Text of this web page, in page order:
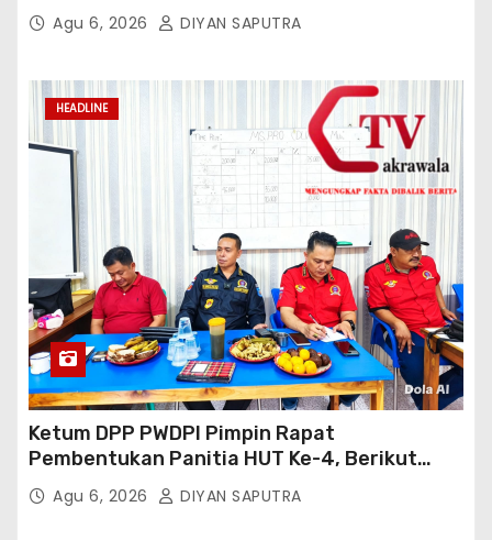
Agu 6, 2026 DIYAN SAPUTRA
HEADLINE
Ketum DPP PWDPI Pimpin Rapat
Pembentukan Panitia HUT Ke-4, Berikut
Susunan Dan Rangkaian Kegiatannya
Agu 6, 2026 DIYAN SAPUTRA